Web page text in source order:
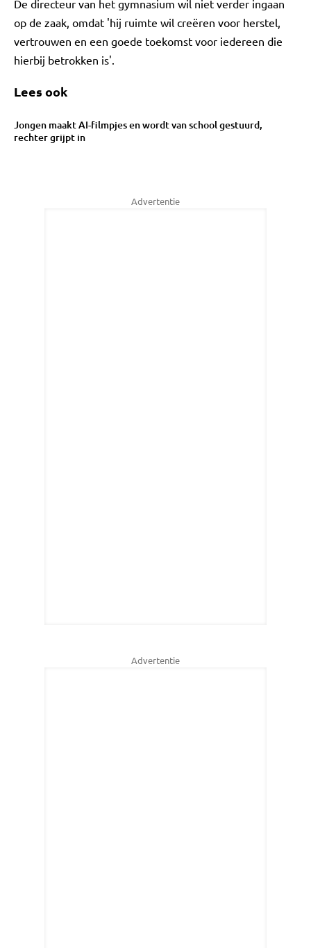
De directeur van het gymnasium wil niet verder ingaan
op de zaak, omdat 'hij ruimte wil creëren voor herstel,
vertrouwen en een goede toekomst voor iedereen die
hierbij betrokken is'.
Lees ook
Jongen maakt AI-filmpjes en wordt van school gestuurd,
rechter grijpt in
Advertentie
Advertentie